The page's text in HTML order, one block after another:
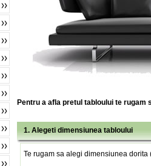
Pentru a afla pretul tabloului te rugam
1. Alegeti dimensiunea tabloului
Te rugam sa alegi dimensiunea dorita